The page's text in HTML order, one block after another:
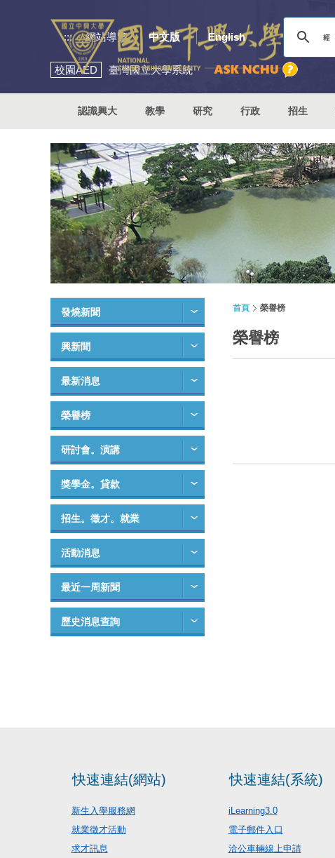
::: 網站導覽 中文版 English
校園AED 臺灣國立大學系統
認識興大 教學 研究 行政 招生
發燒新聞
興新聞
最新消息
榮譽榜
研討會。演講
獎學金。貸款
招生。徵才。就業
活動消息
最近一周新聞
歷史消息查詢
首頁 榮譽榜
榮譽榜
快速連結(網站)
新生入學服務網
就業徵才活動
求才訊息
快速連結(系統)
iLearning3.0
電子郵件入口
洽公車輛線上申請